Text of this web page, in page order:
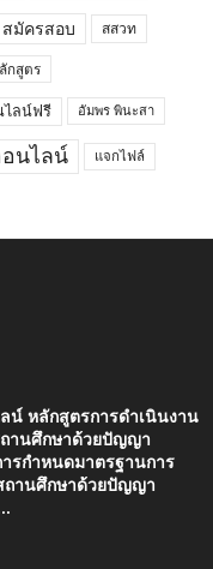
สมัครสอบ สสวท
กสูตร
ไลน์ฟรี อัมพร พินะสา
อนไลน์ แจกไฟล์
น์ หลักสูตรการดำเนินงาน
านศึกษาด้วยปัญญา
รกำหนดมาตรฐานการ
ถานศึกษาด้วยปัญญา